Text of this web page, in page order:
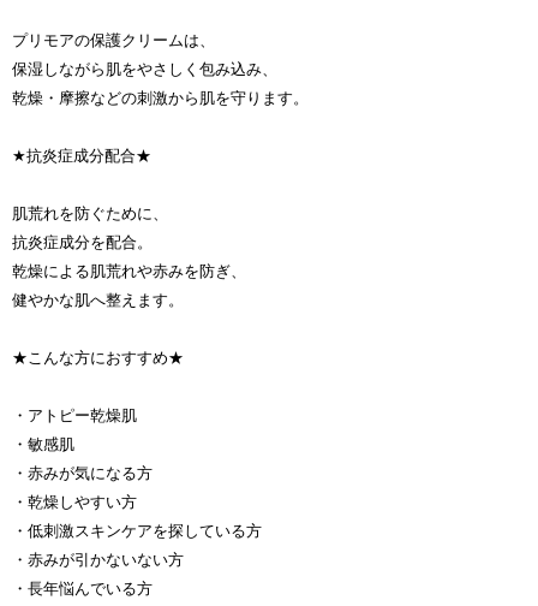
プリモアの保護クリームは、
保湿しながら肌をやさしく包み込み、
乾燥・摩擦などの刺激から肌を守ります。
★抗炎症成分配合★
肌荒れを防ぐために、
抗炎症成分を配合。
乾燥による肌荒れや赤みを防ぎ、
健やかな肌へ整えます。
★こんな方におすすめ★
・アトピー乾燥肌
・敏感肌
・赤みが気になる方
・乾燥しやすい方
・低刺激スキンケアを探している方
・赤みが引かないない方
・長年悩んでいる方